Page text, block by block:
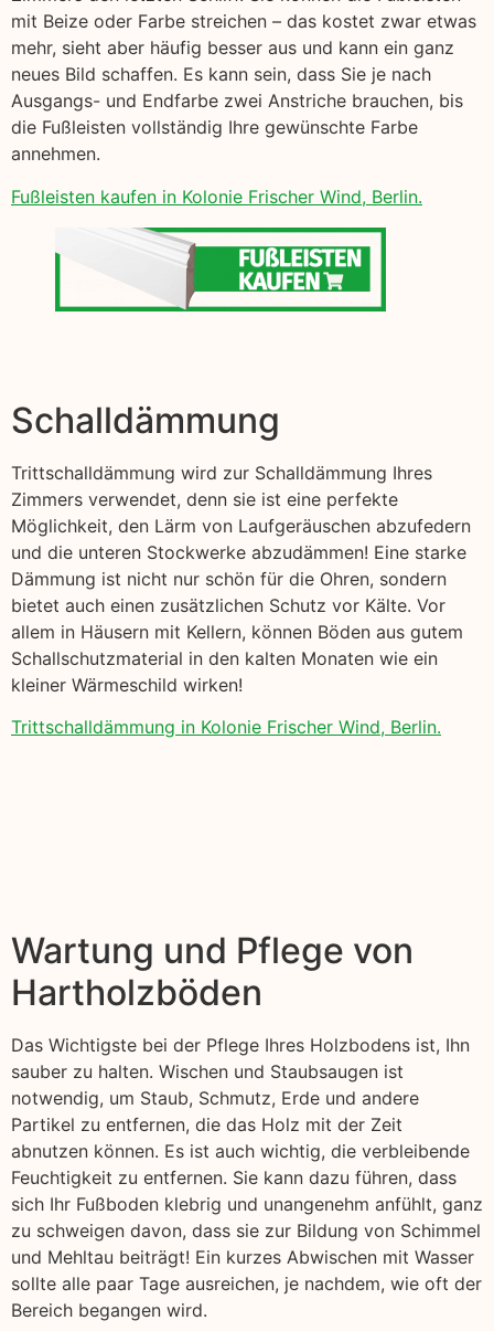
mit Beize oder Farbe streichen – das kostet zwar etwas
mehr, sieht aber häufig besser aus und kann ein ganz
neues Bild schaffen. Es kann sein, dass Sie je nach
Ausgangs- und Endfarbe zwei Anstriche brauchen, bis
die Fußleisten vollständig Ihre gewünschte Farbe
annehmen.
Fußleisten kaufen in Kolonie Frischer Wind, Berlin.
Schalldämmung
Trittschalldämmung wird zur Schalldämmung Ihres
Zimmers verwendet, denn sie ist eine perfekte
Möglichkeit, den Lärm von Laufgeräuschen abzufedern
und die unteren Stockwerke abzudämmen! Eine starke
Dämmung ist nicht nur schön für die Ohren, sondern
bietet auch einen zusätzlichen Schutz vor Kälte. Vor
allem in Häusern mit Kellern, können Böden aus gutem
Schallschutzmaterial in den kalten Monaten wie ein
kleiner Wärmeschild wirken!
Trittschalldämmung in Kolonie Frischer Wind, Berlin.
Wartung und Pflege von
Hartholzböden
Das Wichtigste bei der Pflege Ihres Holzbodens ist, Ihn
sauber zu halten. Wischen und Staubsaugen ist
notwendig, um Staub, Schmutz, Erde und andere
Partikel zu entfernen, die das Holz mit der Zeit
abnutzen können. Es ist auch wichtig, die verbleibende
Feuchtigkeit zu entfernen. Sie kann dazu führen, dass
sich Ihr Fußboden klebrig und unangenehm anfühlt, ganz
zu schweigen davon, dass sie zur Bildung von Schimmel
und Mehltau beiträgt! Ein kurzes Abwischen mit Wasser
sollte alle paar Tage ausreichen, je nachdem, wie oft der
Bereich begangen wird.